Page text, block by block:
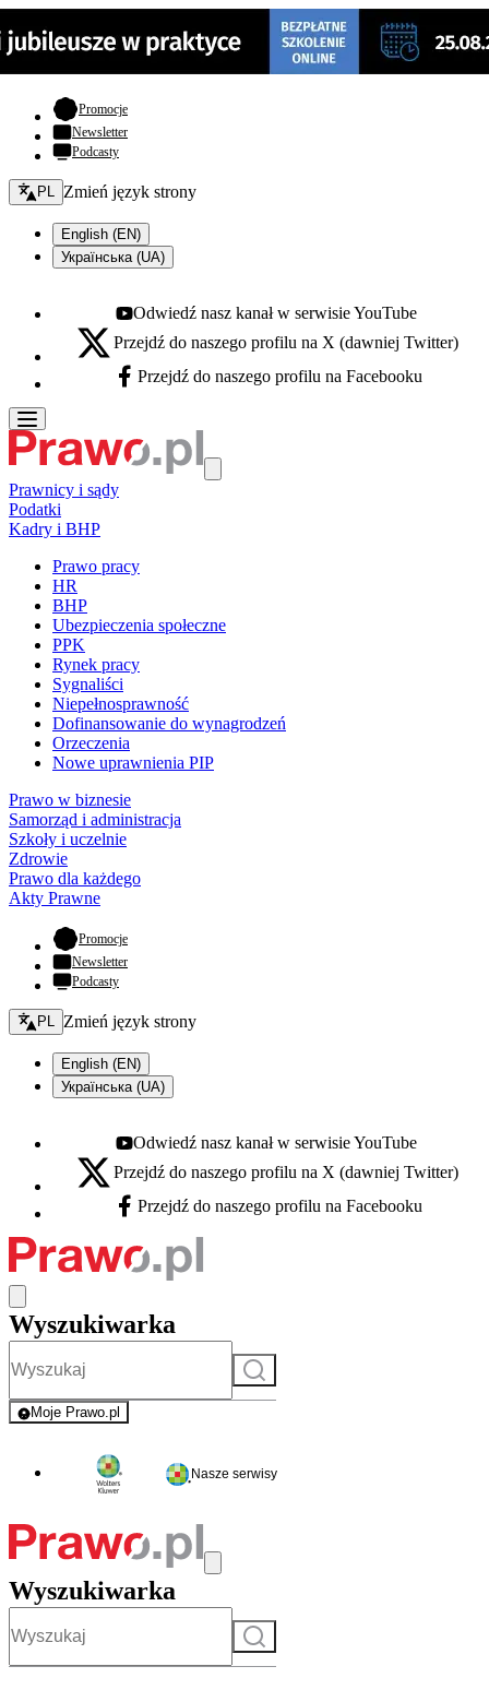
Promocje- otwiera się w nowej karcie
Newsletter
Podcasty
Zmień język - bieżący:
PL Zmień język strony
English (EN)
Українська (UA)
Youtube - otwiera się w nowej karcie
Odwiedź nasz kanał w serwisie YouTube
X - otwiera się w nowej karcie
Przejdź do naszego profilu na X (dawniej Twitter)
Facebook - otwiera się w nowej karcie
Przejdź do naszego profilu na Facebooku
Prawnicy i sądy
Podatki
Kadry i BHP
Prawo pracy
HR
BHP
Ubezpieczenia społeczne
PPK
Rynek pracy
Sygnaliści
Niepełnosprawność
Dofinansowanie do wynagrodzeń
Orzeczenia
Nowe uprawnienia PIP
Prawo w biznesie
Samorząd i administracja
Szkoły i uczelnie
Zdrowie
Prawo dla każdego
Akty Prawne
Promocje- otwiera się w nowej karcie
Newsletter
Podcasty
Zmień język - bieżący:
PL Zmień język strony
English (EN)
Українська (UA)
Youtube - otwiera się w nowej karcie
Odwiedź nasz kanał w serwisie YouTube
X - otwiera się w nowej karcie
Przejdź do naszego profilu na X (dawniej Twitter)
Facebook - otwiera się w nowej karcie
Przejdź do naszego profilu na Facebooku
Wyszukiwarka
Szukaj
Moje Prawo.pl
- rejestracja i logowanie do serwisu
Nasze serwisy
Wyszukiwarka
Szukaj